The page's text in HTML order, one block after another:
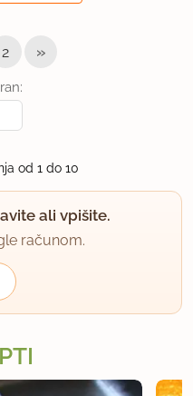
takoj jutri. Zdaj
- kaj pa žlička ajdove
malo nakuha in da
2 »
od 1 do 10
ali vpišite.
računom.